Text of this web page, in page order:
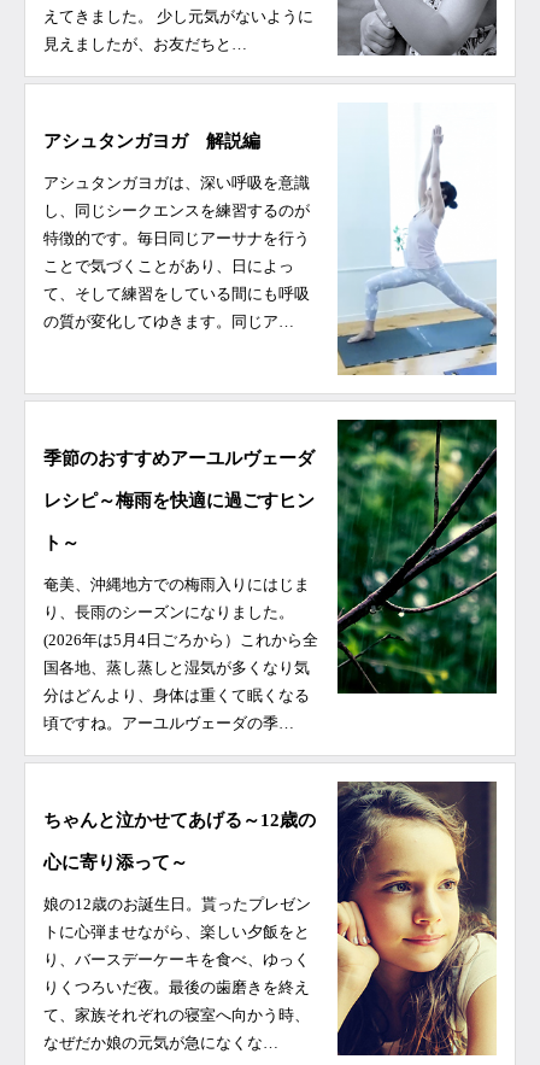
えてきました。 少し元気がないように
見えましたが、お友だちと…
アシュタンガヨガ 解説編
アシュタンガヨガは、深い呼吸を意識
し、同じシークエンスを練習するのが
特徴的です。毎日同じアーサナを行う
ことで気づくことがあり、日によっ
て、そして練習をしている間にも呼吸
の質が変化してゆきます。同じア…
季節のおすすめアーユルヴェーダ
レシピ～梅雨を快適に過ごすヒン
ト～
奄美、沖縄地方での梅雨入りにはじま
り、長雨のシーズンになりました。
(2026年は5月4日ごろから）これから全
国各地、蒸し蒸しと湿気が多くなり気
分はどんより、身体は重くて眠くなる
頃ですね。アーユルヴェーダの季…
ちゃんと泣かせてあげる～12歳の
心に寄り添って～
娘の12歳のお誕生日。貰ったプレゼン
トに心弾ませながら、楽しい夕飯をと
り、バースデーケーキを食べ、ゆっく
りくつろいだ夜。最後の歯磨きを終え
て、家族それぞれの寝室へ向かう時、
なぜだか娘の元気が急になくな…